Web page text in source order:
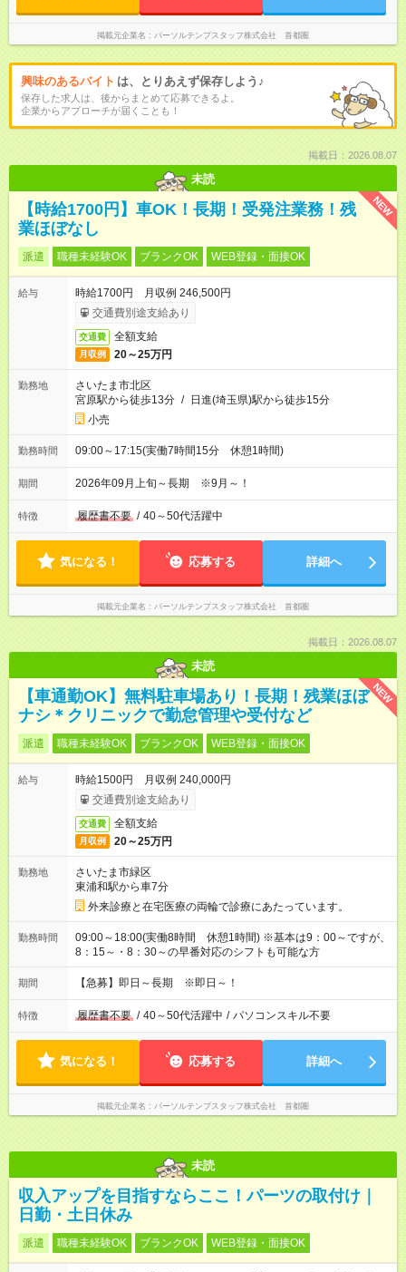
掲載元企業名 パーソルテンプスタッフ株式会社 首都圏
興味のあるバイト は、とりあえず保存しよう♪
保存した求人は、後からまとめて応募できるよ。
企業からアプローチが届くことも！
掲載日：2026.08.07
未読
NEW
【時給1700円】車OK！長期！受発注業務！残
業ほぼなし
派遣 職種未経験OK ブランクOK WEB登録・面接OK
給与
時給1700円 月収例 246,500円
交通費別途支給あり
交通費 全額支給
月収例 20～25万円
勤務地
さいたま市北区
宮原駅から徒歩13分 / 日進(埼玉県)駅から徒歩15分
小売
勤務時間 09:00～17:15(実働7時間15分 休憩1時間)
期間 2026年09月上旬～長期 ※9月～！
特徴 履歴書不要 / 40～50代活躍中
気になる！ 応募する 詳細へ
掲載元企業名 パーソルテンプスタッフ株式会社 首都圏
掲載日：2026.08.07
未読
NEW
【車通勤OK】無料駐車場あり！長期！残業ほぼ
ナシ＊クリニックで勤怠管理や受付など
派遣 職種未経験OK ブランクOK WEB登録・面接OK
給与
時給1500円 月収例 240,000円
交通費別途支給あり
交通費 全額支給
月収例 20～25万円
勤務地
さいたま市緑区
東浦和駅から車7分
外来診療と在宅医療の両輪で診療にあたっています。
勤務時間
09:00～18:00(実働8時間 休憩1時間) ※基本は9：00～ですが、
8：15～・8：30～の早番対応のシフトも可能な方
期間 【急募】即日～長期 ※即日～！
特徴 履歴書不要 / 40～50代活躍中 / パソコンスキル不要
気になる！ 応募する 詳細へ
掲載元企業名 パーソルテンプスタッフ株式会社 首都圏
未読
収入アップを目指すならここ！パーツの取付け｜
日勤・土日休み
派遣 職種未経験OK ブランクOK WEB登録・面接OK